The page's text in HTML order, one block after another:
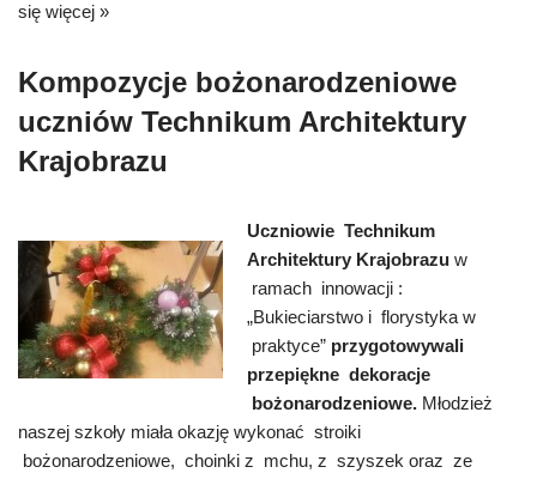
się więcej »
Kompozycje bożonarodzeniowe
uczniów Technikum Architektury
Krajobrazu
Uczniowie Technikum
Architektury Krajobrazu w
ramach innowacji :
„Bukieciarstwo i florystyka w
praktyce” przygotowywali
przepiękne dekoracje
bożonarodzeniowe. Młodzież
naszej szkoły miała okazję wykonać stroiki
bożonarodzeniowe, choinki z mchu, z szyszek oraz ze